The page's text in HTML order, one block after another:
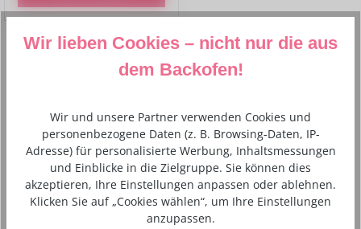
Produktgalerie überspringen
Aktuelle Angebote
Wir lieben Cookies – nicht nur die aus
dem Backofen!
Wir und unsere Partner verwenden Cookies und
personenbezogene Daten (z. B. Browsing-Daten, IP-
Adresse) für personalisierte Werbung, Inhaltsmessungen
und Einblicke in die Zielgruppe. Sie können dies
akzeptieren, Ihre Einstellungen anpassen oder ablehnen.
Klicken Sie auf „Cookies wählen“, um Ihre Einstellungen
anzupassen.